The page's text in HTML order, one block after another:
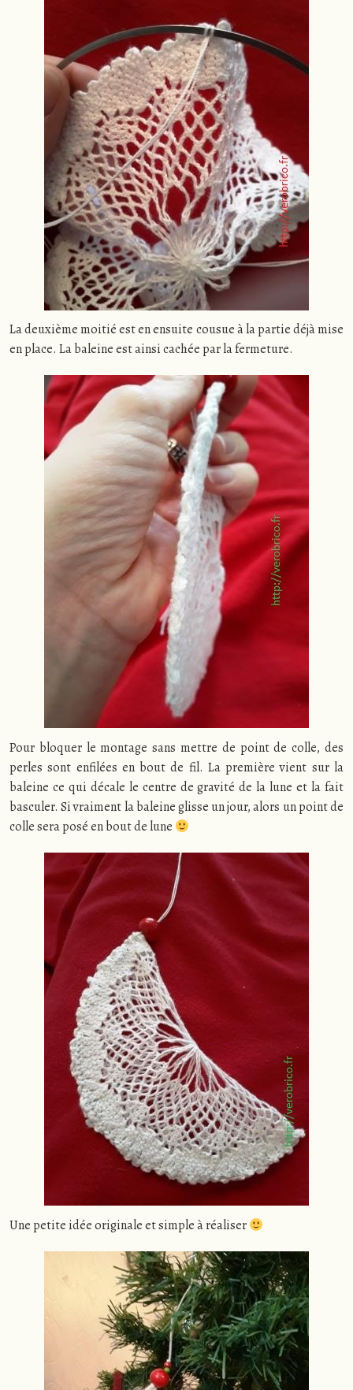
La deuxième moitié est en ensuite cousue à la partie déjà mise
en place. La baleine est ainsi cachée par la fermeture.
Pour bloquer le montage sans mettre de point de colle, des
perles sont enfilées en bout de fil. La première vient sur la
baleine ce qui décale le centre de gravité de la lune et la fait
basculer. Si vraiment la baleine glisse un jour, alors un point de
colle sera posé en bout de lune
Une petite idée originale et simple à réaliser